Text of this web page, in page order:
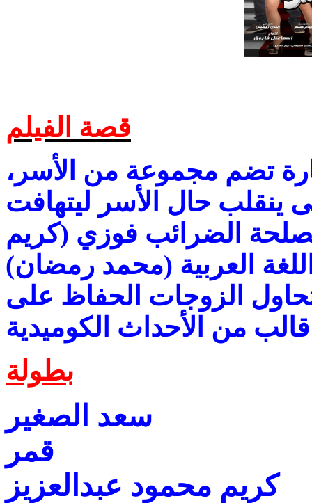
قصة الفيلم
تضم مجموعة من الأسر،
ينقلب حال الأسر ليتهافت
الضرائب فوزي (كريم
العربية (محمد رمضان)
الزوجات الحفاظ على
من الأحداث الكوميدية
بطولة
سعد الصغير
قمر
كريم محمود عبدالعزيز